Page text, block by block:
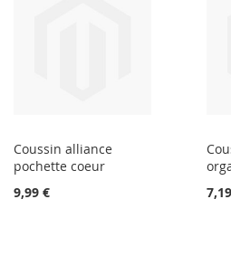
Coussin alliance
pochette coeur
9,99 €